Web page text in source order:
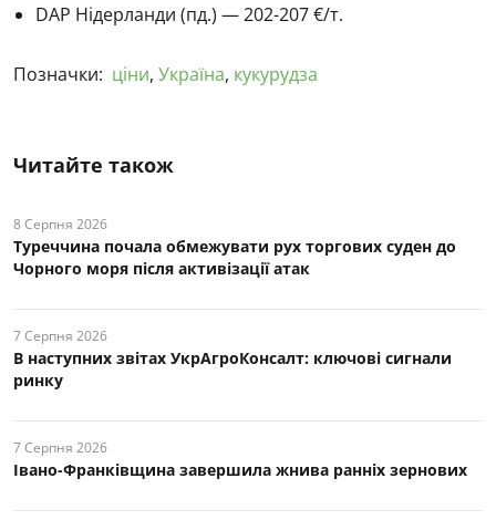
DAP Нідерланди (пд.) — 202-207 €/т.
Позначки: ціни, Україна, кукурудза
Читайте також
8 Серпня 2026
Туреччина почала обмежувати рух торгових суден до
Чорного моря після активізації атак
7 Серпня 2026
В наступних звітах УкрАгроКонсалт: ключові cигнали
ринку
7 Серпня 2026
Івано-Франківщина завершила жнива ранніх зернових